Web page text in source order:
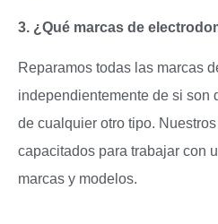
3. ¿Qué marcas de
Reparamos todas las marcas
independientemente de si son
de cualquier otro tipo.
capacitados para trabajar con
marcas y modelos.